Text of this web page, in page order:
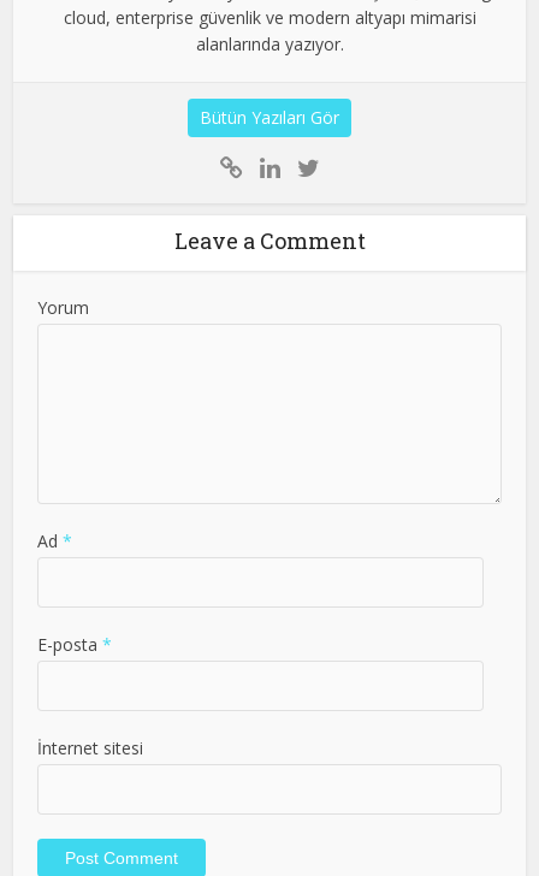
cloud, enterprise güvenlik ve modern altyapı mimarisi
alanlarında yazıyor.
Bütün Yazıları Gör
Leave a Comment
Yorum
Ad*
E-posta*
İnternet sitesi